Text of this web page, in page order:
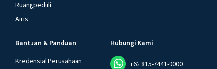
Ruangpeduli
Airis
Bantuan & Panduan
Kredensial Perusahaan
Hubungi Kami
+62 815-7441-0000